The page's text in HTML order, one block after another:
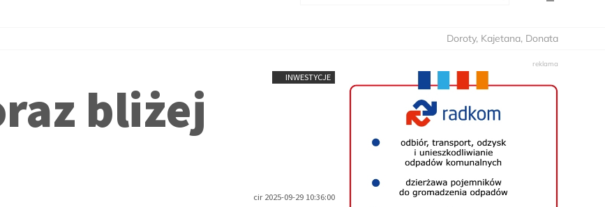
Doroty, Kajetana, Donata
INWESTYCJE
bliżej
cir 2025-09-29 10:36:00